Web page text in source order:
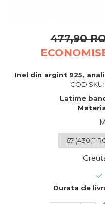
477,90
Inel din argint 925,
COD
Latime
Durata de